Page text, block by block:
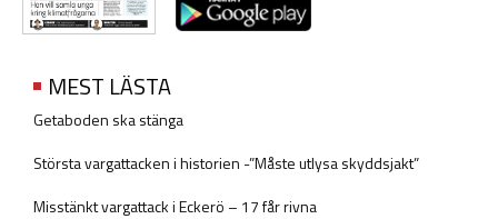
MEST LÄSTA
Getaboden ska stänga
Största vargattacken i historien -”Måste utlysa skyddsjakt”
Misstänkt vargattack i Eckerö – 17 får rivna